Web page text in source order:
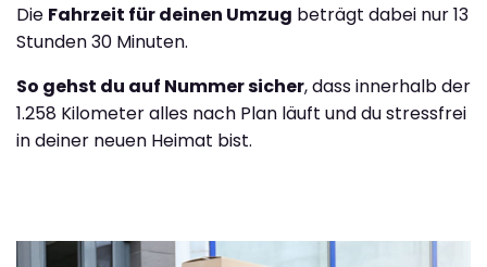
Die Fahrzeit für deinen Umzug beträgt dabei nur 13
Stunden 30 Minuten.
So gehst du auf Nummer sicher, dass innerhalb der
1.258 Kilometer alles nach Plan läuft und du stressfrei
in deiner neuen Heimat bist.